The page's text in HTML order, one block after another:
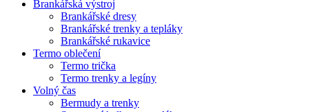
Brankářská výstroj
Brankářské dresy
Brankářské trenky a tepláky
Brankářské rukavice
Termo oblečení
Termo trička
Termo trenky a legíny
Volný čas
Bermudy a trenky